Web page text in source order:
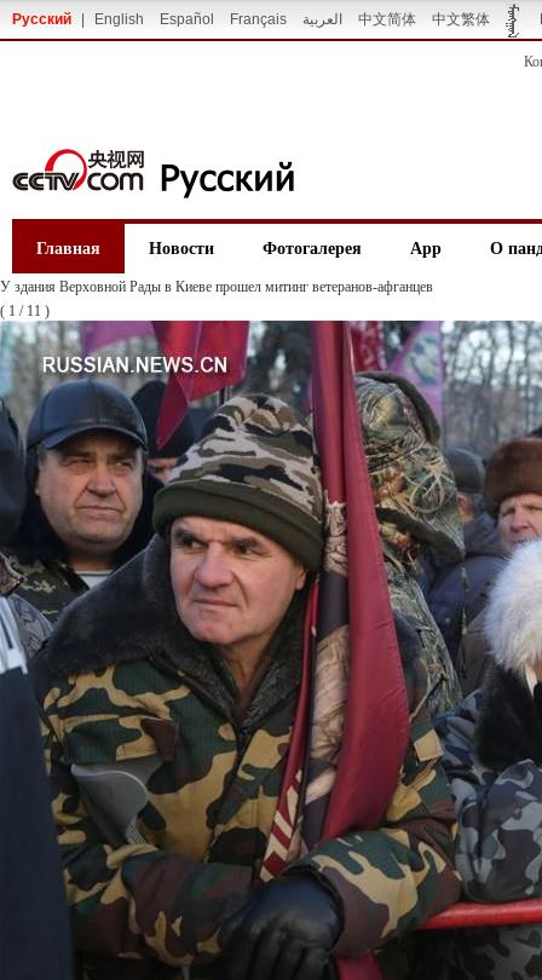
Русский English Español Français العربية 中文简体 中文繁体
Главная Новости Фотогалерея App О
У здания Верховной Рады в Киеве прошел митинг ветеранов-афганцев
( 1 / 11 )